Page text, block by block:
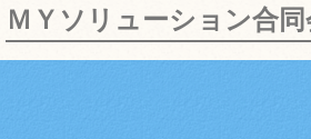
ＭＹソリューション合